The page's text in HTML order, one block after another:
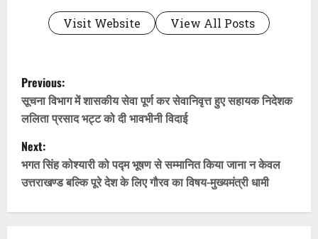
Visit Website View All Posts
P
o
s
t
n
Previous:
सूचना विभाग में शासकीय सेवा पूर्ण कर सेवानिवृत्त हुए सहायक निदेशक
ललिता प्रसाद भट्ट को दी भावभीनी विदाई
Next:
भगत सिंह कोश्यारी को पद्म भूषण से सम्मानित किया जाना न केवल
उत्तराखण्ड बल्कि पूरे देश के लिए गौरव का विषय-मुख्यमंत्री धामी